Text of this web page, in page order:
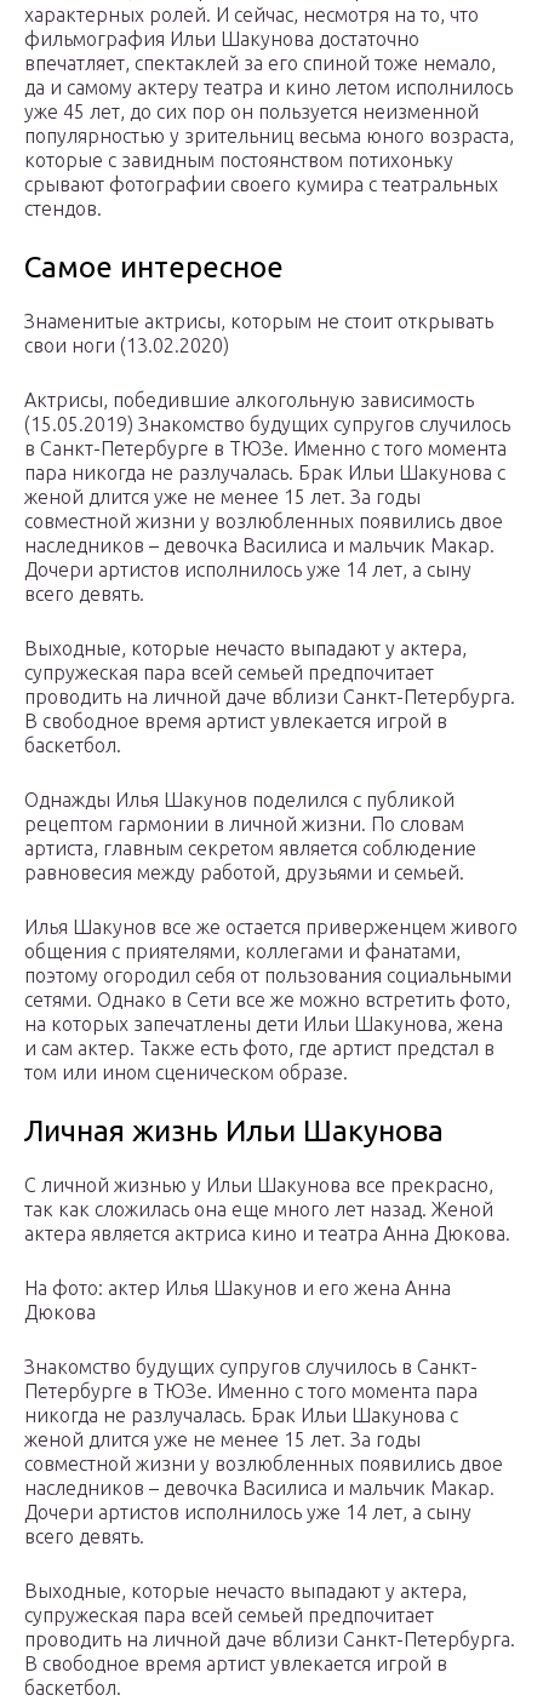
характерных ролей. И сейчас, несмотря на то, что
фильмография Ильи Шакунова достаточно
впечатляет, спектаклей за его спиной тоже немало,
да и самому актеру театра и кино летом исполнилось
уже 45 лет, до сих пор он пользуется неизменной
популярностью у зрительниц весьма юного возраста,
которые с завидным постоянством потихоньку
срывают фотографии своего кумира с театральных
стендов.
Самое интересное
Знаменитые актрисы, которым не стоит открывать
свои ноги (13.02.2020)
Актрисы, победившие алкогольную зависимость
(15.05.2019) Знакомство будущих супругов случилось
в Санкт-Петербурге в ТЮЗе. Именно с того момента
пара никогда не разлучалась. Брак Ильи Шакунова с
женой длится уже не менее 15 лет. За годы
совместной жизни у возлюбленных появились двое
наследников – девочка Василиса и мальчик Макар.
Дочери артистов исполнилось уже 14 лет, а сыну
всего девять.
Выходные, которые нечасто выпадают у актера,
супружеская пара всей семьей предпочитает
проводить на личной даче вблизи Санкт-Петербурга.
В свободное время артист увлекается игрой в
баскетбол.
Однажды Илья Шакунов поделился с публикой
рецептом гармонии в личной жизни. По словам
артиста, главным секретом является соблюдение
равновесия между работой, друзьями и семьей.
Илья Шакунов все же остается приверженцем живого
общения с приятелями, коллегами и фанатами,
поэтому огородил себя от пользования социальными
сетями. Однако в Сети все же можно встретить фото,
на которых запечатлены дети Ильи Шакунова, жена
и сам актер. Также есть фото, где артист предстал в
том или ином сценическом образе.
Личная жизнь Ильи Шакунова
С личной жизнью у Ильи Шакунова все прекрасно,
так как сложилась она еще много лет назад. Женой
актера является актриса кино и театра Анна Дюкова.
На фото: актер Илья Шакунов и его жена Анна
Дюкова
Знакомство будущих супругов случилось в Санкт-
Петербурге в ТЮЗе. Именно с того момента пара
никогда не разлучалась. Брак Ильи Шакунова с
женой длится уже не менее 15 лет. За годы
совместной жизни у возлюбленных появились двое
наследников – девочка Василиса и мальчик Макар.
Дочери артистов исполнилось уже 14 лет, а сыну
всего девять.
Выходные, которые нечасто выпадают у актера,
супружеская пара всей семьей предпочитает
проводить на личной даче вблизи Санкт-Петербурга.
В свободное время артист увлекается игрой в
баскетбол.